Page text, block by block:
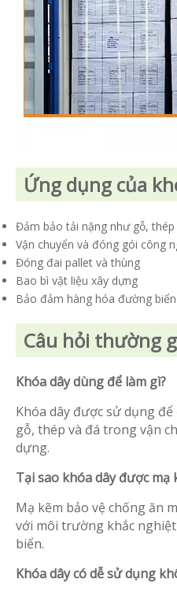
Ứng dụng của
Đảm bảo tải nặng như gỗ, thép
Vận chuyển và đóng gói công
Đóng đai pallet và thùng
Bao bì vật liệu xây dựng
Bảo đảm hàng hóa đường
Câu hỏi thường
Khóa dây dùng để làm gì?
Khóa dây được sử dụng
gỗ, thép và đá trong vận
dựng.
Tại sao khóa dây được mạ
Mạ kẽm bảo vệ chống ăn
với môi trường khắc
biển.
Khóa dây có dễ sử dụng